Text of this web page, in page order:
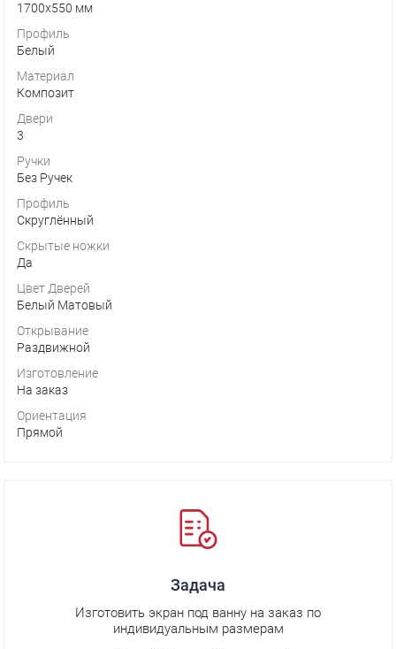
1700х550 мм
Профиль
Белый
Материал
Композит
Двери
3
Ручки
Без Ручек
Профиль
Скруглённый
Скрытые ножки
Да
Цвет Дверей
Белый Матовый
Открывание
Раздвижной
Изготовление
На заказ
Ориентация
Прямой
Задача
Изготовить экран под ванну на заказ по
индивидуальным размерам